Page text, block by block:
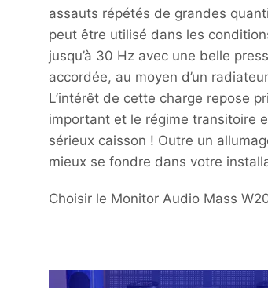
assauts répétés de grandes
peut être utilisé dans les
jusqu’à 30 Hz avec une belle
accordée, au moyen d’un
L’intérêt de cette charge repose
important et le régime transitoire
sérieux caisson ! Outre un
mieux se fondre dans votre
Choisir le Monitor Audio Mass